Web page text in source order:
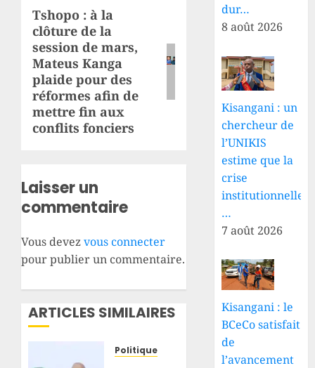
Article
suivant:
Tshopo : à la
clôture de la
session de mars,
Mateus Kanga
plaide pour des
réformes afin de
mettre fin aux
conflits fonciers
Laisser un
commentaire
Vous devezvous connecter
pour publier un commentaire.
ARTICLES SIMILAIRES
Politique
dur…
8 août 2026
Kisangani : un
chercheur de
l’UNIKIS
estime que la
crise
institutionnelle
…
7 août 2026
Kisangani : le
BCeCo satisfait
de
l’avancement